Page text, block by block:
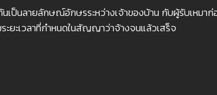
ลายลักษณ์อักษรระหว่างเจ้าของบ้าน กับผู้รับเหมาก่อ
ยะเวลาที่กำหนดในสัญญาว่าจ้างจนแล้วเสร็จ